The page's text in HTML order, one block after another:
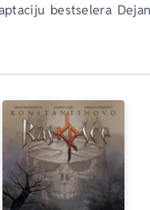
bestselera